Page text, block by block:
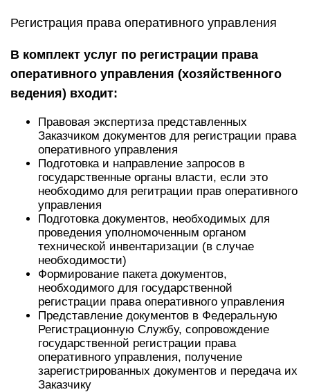
Регистрация права оперативного управления
В комплект услуг по регистрации права
оперативного управления (хозяйственного
ведения) входит:
Правовая экспертиза представленных
Заказчиком документов для регистрации права
оперативного управления
Подготовка и направление запросов в
государственные органы власти, если это
необходимо для регитрации прав оперативного
управления
Подготовка документов, необходимых для
проведения уполномоченным органом
технической инвентаризации (в случае
необходимости)
Формирование пакета документов,
необходимого для государственной
регистрации права оперативного управления
Представление документов в Федеральную
Регистрационную Службу, сопровождение
государственной регистрации права
оперативного управления, получение
зарегистрированных документов и передача их
Заказчику